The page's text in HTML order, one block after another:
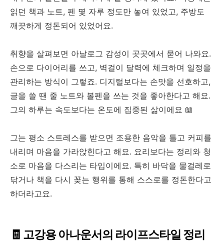
읽던 책과 노트, 펜 몇 자루 정도만 놓여 있었고, 주방도
깨끗하게 정돈되어 있었어요.
취향을 살펴보면 아날로그 감성이 곳곳에서 묻어 나와요.
손으로 다이어리를 쓰고, 벽걸이 달력에 체크하며 일정을
관리하는 방식이 그렇죠. 디지털보다는 손맛을 선호하고,
글을 쓸 땐 줄 노트와 볼펜을 쓰는 것을 좋아한다고 해요.
그의 하루는 속도보다는 온도에 집중된 삶이에요 📖
그는 평소 스트레스를 받으면 조용한 음악을 틀고 커피를
내리며 마음을 가라앉힌다고 해요. 요리보다는 정리와 청
소로 마음을 다스리는 타입이에요. 특히 바닥을 물걸레로
닦거나 책을 다시 꽂는 행위를 통해 스스로를 정돈한다고
하더라고요.
🧾 고강용 아나운서의 라이프스타일 정리